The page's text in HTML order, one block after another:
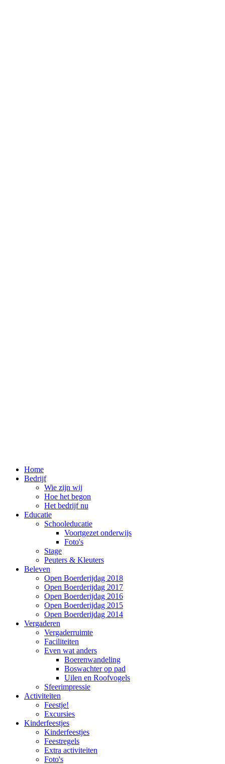
Home
Bedrijf
Wie zijn wij
Hoe het begon
Het bedrijf nu
Educatie
Schooleducatie
Voortgezet onderwijs
Foto's
Stage
Peuters & Kleuters
Beleven
Open Boerderijdag 2018
Open Boerderijdag 2017
Open Boerderijdag 2016
Open Boerderijdag 2015
Open Boerderijdag 2014
Vergaderen
Vergaderruimte
Faciliteiten
Even wat anders
Boerenwandeling
Boswachter op pad
Uilen en Roofvogels
Sfeerimpressie
Activiteiten
Feestje!
Excursies
Kinderfeestjes
Kinderfeestjes
Feestregels
Extra activiteiten
Foto's